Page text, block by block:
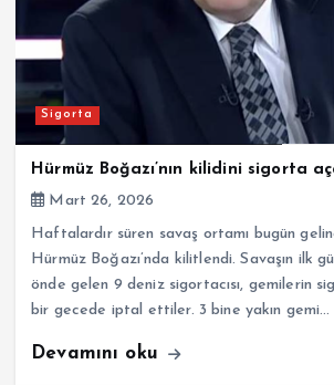
Sigorta
Hürmüz Boğazı’nın kilidini sigorta
Mart 26, 2026
Haftalardır süren savaş ortamı bugün
Hürmüz Boğazı’nda kilitlendi. Savaşın ilk
önde gelen 9 deniz sigortacısı, gemilerin
bir gecede iptal ettiler. 3 bine yakın gemi…
Devamını oku